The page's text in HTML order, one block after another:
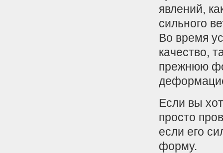
явлений,
сильного
Во время
качество,
прежнюю
Если вы
просто
если его
форму.